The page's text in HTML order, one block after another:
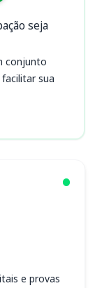
seja
conjunto
sua
e provas